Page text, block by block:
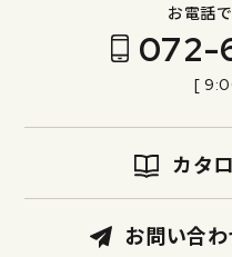
お電話
072-
[
カタ
お問い合